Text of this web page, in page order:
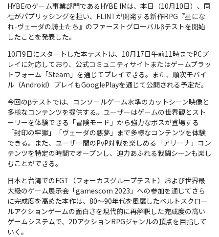
HYBEのゲーム事業部門であるHYBE IMは、本日（10月10日）、同
社がパプリッシングを担い、FLINTが開発する新作RPG『星にな
れ-ヴェーダの騎士たち』のファーストグローバルβテストを開始
したことを発表した。
10月9日にスタートした本テストは、10月17日午前11時までPCプ
レイに対応しており、公式コミュニティサイトまたはゲームプラッ
トフォーム「Steam」を通じてプレイできる。また、順次モバイ
ル（Android）プレイもGooglePlayを通じて公開される予定だ。
今回のβテストでは、コンソールゲーム水準のカットシーン映像と
多様なコンテンツを提供する。ユーザーはゲームの世界観とスト
ーリーを体験できる「冒険モード」から強力なボスが登場する
「封印の牢獄」「ヴェーダの悪夢」まで多様なコンテンツを体験
できる。また、ユーザー間のPvP対戦を楽しめる「アリーナ」コン
テンツを特定の時間でオープンし、迫力あふれる戦闘シーンも楽し
むことができる。
日本と台湾でのFGT（フォーカスグループテスト）および世界最
大級のゲーム展示会「gamescom 2023」への参加を通じてさら
に完成度を高めた本作は、80～90年代を風靡したベルトスクロー
ルアクションゲームの面白さを現代的に再解釈した完成度の高い
ゲームシステムで、2DアクションRPGジャンルの頂点を目指して
いく。